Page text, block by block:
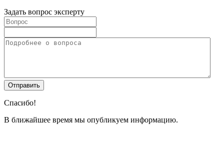
Задать вопрос эксперту
Спасибо!
В ближайшее время мы опубликуем информацию.